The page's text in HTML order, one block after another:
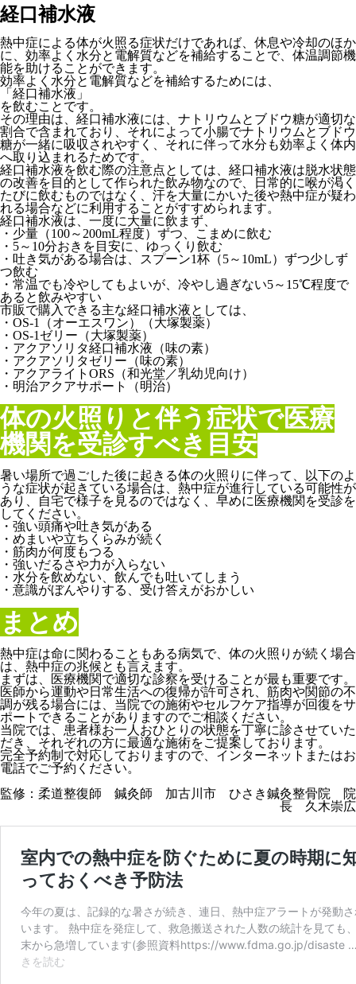
経口補水液
熱中症による体が火照る症状だけであれば、休息や冷却のほか
に、効率よく水分と電解質などを補給することで、体温調節機
能を助けることができます。
効率よく水分と電解質などを補給するためには、
「経口補水液」
を飲むことです。
その理由は、経口補水液には、ナトリウムとブドウ糖が適切な
割合で含まれており、それによって小腸でナトリウムとブドウ
糖が一緒に吸収されやすく、それに伴って水分も効率よく体内
へ取り込まれるためです。
経口補水液を飲む際の注意点としては、経口補水液は脱水状態
の改善を目的として作られた飲み物なので、日常的に喉が渇く
たびに飲むものではなく、汗を大量にかいた後や熱中症が疑わ
れる場合などに利用することがすすめられます。
経口補水液は、一度に大量に飲まず、
・少量（100～200mL程度）ずつ、こまめに飲む
・5～10分おきを目安に、ゆっくり飲む
・吐き気がある場合は、スプーン1杯（5～10mL）ずつ少しず
つ飲む
・常温でも冷やしてもよいが、冷やし過ぎない5～15℃程度で
あると飲みやすい
市販で購入できる主な経口補水液としては、
・OS-1（オーエスワン）（大塚製薬）
・OS-1ゼリー（大塚製薬）
・アクアソリタ経口補水液（味の素）
・アクアソリタゼリー（味の素）
・アクアライトORS（和光堂／乳幼児向け）
・明治アクアサポート（明治）
体の火照りと伴う症状で医療
機関を受診すべき目安
暑い場所で過ごした後に起きる体の火照りに伴って、以下のよ
うな症状が起きている場合は、熱中症が進行している可能性が
あり、自宅で様子を見るのではなく、早めに医療機関を受診を
してください。
・強い頭痛や吐き気がある
・めまいや立ちくらみが続く
・筋肉が何度もつる
・強いだるさや力が入らない
・水分を飲めない、飲んでも吐いてしまう
・意識がぼんやりする、受け答えがおかしい
まとめ
熱中症は命に関わることもある病気で、体の火照りが続く場合
は、熱中症の兆候とも言えます。
まずは、医療機関で適切な診察を受けることが最も重要です。
医師から運動や日常生活への復帰が許可され、筋肉や関節の不
調が残る場合には、当院での施術やセルフケア指導が回復をサ
ポートできることがありますのでご相談ください。
当院では、患者様お一人おひとりの状態を丁寧に診させていた
だき、それぞれの方に最適な施術をご提案しております。
完全予約制で対応しておりますので、インターネットまたはお
電話でご予約ください。
監修：柔道整復師 鍼灸師 加古川市 ひさき鍼灸整骨院 院
長 久木崇広